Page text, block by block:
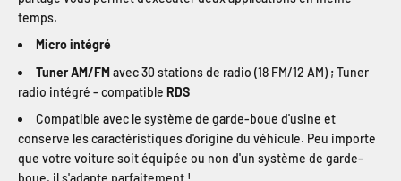
temps.
Micro intégré
Tuner AM/FMavec 30 stations de radio (18 FM/12 AM) ; Tuner
radio intégré – compatible RDS
Compatible avec le système de garde-boue d'usine et
conserve les caractéristiques d'origine du véhicule. Peu importe
que votre voiture soit équipée ou non d'un système de garde-